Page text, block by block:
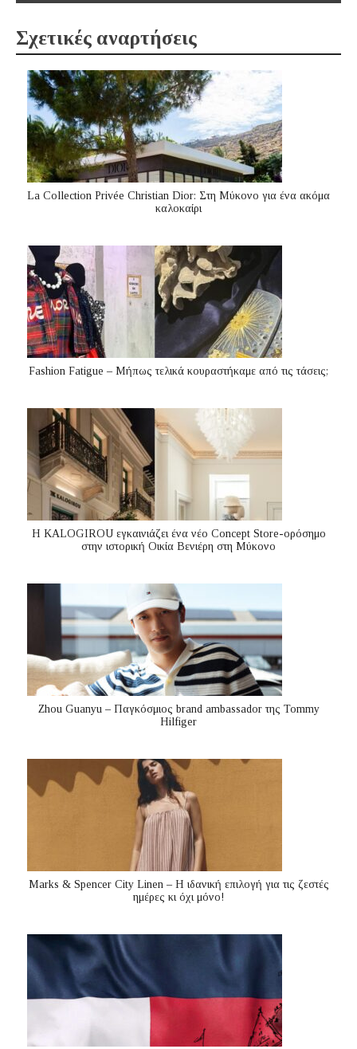
Σχετικές αναρτήσεις
La Collection Privée Christian Dior: Στη Μύκονο για ένα ακόμα
καλοκαίρι
Fashion Fatigue – Μήπως τελικά κουραστήκαμε από τις τάσεις;
Η KALOGIROU εγκαινιάζει ένα νέο Concept Store-ορόσημο
στην ιστορική Οικία Βενιέρη στη Μύκονο
Zhou Guanyu – Παγκόσμιος brand ambassador της Tommy
Hilfiger
Marks & Spencer City Linen – Η ιδανική επιλογή για τις ζεστές
ημέρες κι όχι μόνο!